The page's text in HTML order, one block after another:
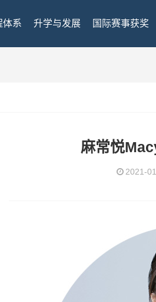
体系 升学与发展 国际赛事获奖
麻常悦
2021-